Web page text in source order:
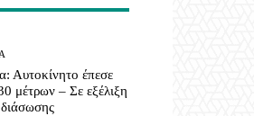
Αυτοκίνητο έπεσε
μέτρων – Σε εξέλιξη
διάσωσης